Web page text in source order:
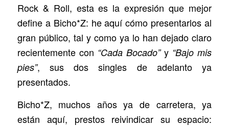
Rock & Roll, esta es la expresión que mejor
define a Bicho*Z: he aquí cómo presentarlos al
gran público, tal y como ya lo han dejado claro
recientemente con “Cada Bocado”y “Bajo mis
pies”, sus dos singles de adelanto ya
presentados.
Bicho*Z, muchos años ya de carretera, ya
están aquí, prestos reivindicar su espacio: